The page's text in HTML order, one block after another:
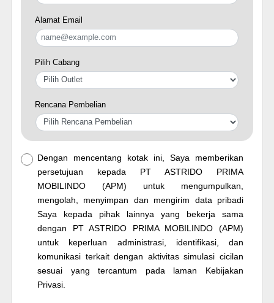
Alamat Email
Pilih Cabang
Rencana Pembelian
Dengan mencentang kotak ini, Saya memberikan
persetujuan kepada PT ASTRIDO PRIMA
MOBILINDO (APM) untuk mengumpulkan,
mengolah, menyimpan dan mengirim data pribadi
Saya kepada pihak lainnya yang bekerja sama
dengan PT ASTRIDO PRIMA MOBILINDO (APM)
untuk keperluan administrasi, identifikasi, dan
komunikasi terkait dengan aktivitas simulasi cicilan
sesuai yang tercantum pada laman Kebijakan
Privasi.